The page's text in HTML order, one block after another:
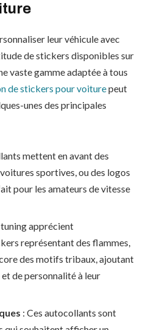
leur véhicule avec
de stickers disponibles sur
vaste gamme adaptée à tous
de stickers pour voiturepeut
unes des principales
mettent en avant des
sportives, ou des logos
pour les amateurs de vitesse
tuning apprécient
représentant des flammes,
des motifs tribaux, ajoutant
de personnalité à leur
: Ces autocollants sont